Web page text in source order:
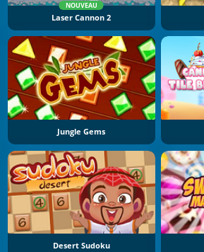
NOUVEAU
Laser Cannon 2
Jungle Gems
Desert Sudoku